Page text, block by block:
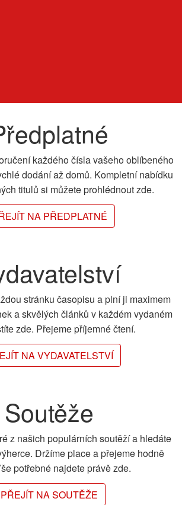
každého čísla vašeho oblíbeného
dodání až domů. Kompletní nabídku
titulů si můžete prohlédnout zde.
NA PŘEDPLATNÉ
stránku časopisu a plní ji maximem
a skvělých článků v každém vydaném
zde. Přejeme příjemné čtení.
NA VYDAVATELSTVÍ
Soutěže
z našich populárních soutěží a hledáte
Držíme place a přejeme hodně
potřebné najdete právě zde.
PŘEJÍT NA SOUTĚŽE